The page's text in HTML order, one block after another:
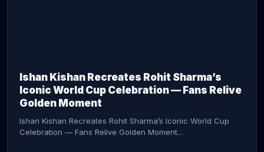
Ishan Kishan Recreates Rohit Sharma’s
Iconic World Cup Celebration — Fans Relive
Golden Moment
Ishan Kishan Recreates Rohit Sharma’s Iconic World Cup
Celebration — Fans Relive Golden Moment...